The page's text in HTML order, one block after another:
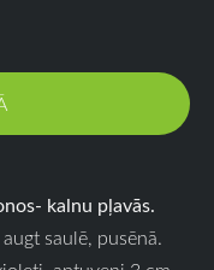
kalnu pļavās.
saulē, pusēnā.